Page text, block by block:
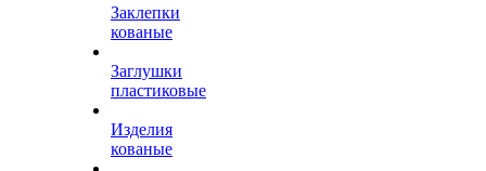
Заклепки
кованые
Заглушки
пластиковые
Изделия
кованые